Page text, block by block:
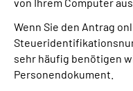
Wenn Sie den Antrag
sehr häufig benötigen
Personendokument.